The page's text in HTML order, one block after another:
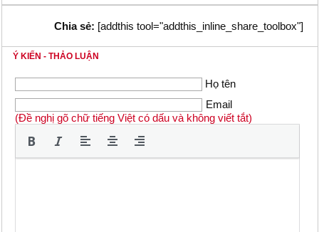
Chia sẻ: [addthis tool="addthis_inline_share_toolbox"]
Ý KIẾN - THẢO LUẬN
Họ tên
Email
(Đề nghị gõ chữ tiếng Việt có dấu và không viết tắt)